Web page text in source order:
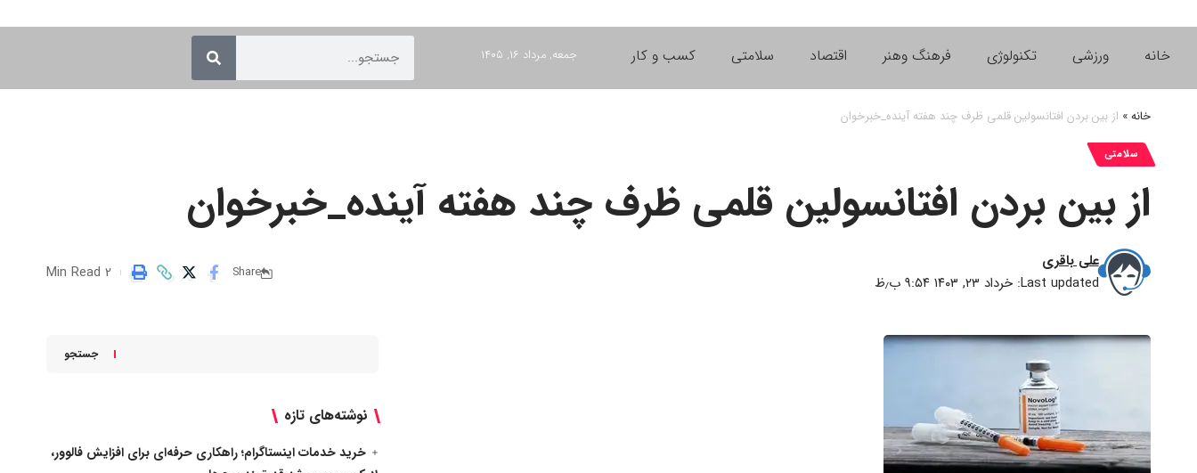
خانه ورزشی تکنولوژی فرهنگ وهنر اقتصاد سلامتی کسب و کار جمعه, مرداد ۱۶, ۱۴۰۵
خانه» از بین بردن افتانسولین قلمی ظرف چند هفته‌ آینده_خبرخوان
سلامتی
از بین بردن افتانسولین قلمی ظرف چند هفته‌ آینده_خبرخوان
Last updated: خرداد ۲۳, ۱۴۰۳ ۹:۵۴ ب٫ظ
علی باقری
Share
2 Min Read
جستجو
نوشته‌های تازه
خرید خدمات اینستاگرام؛ راهکاری حرفه‌ای برای افزایش فالوور،